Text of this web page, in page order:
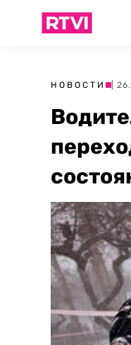
НОВОСТИ |